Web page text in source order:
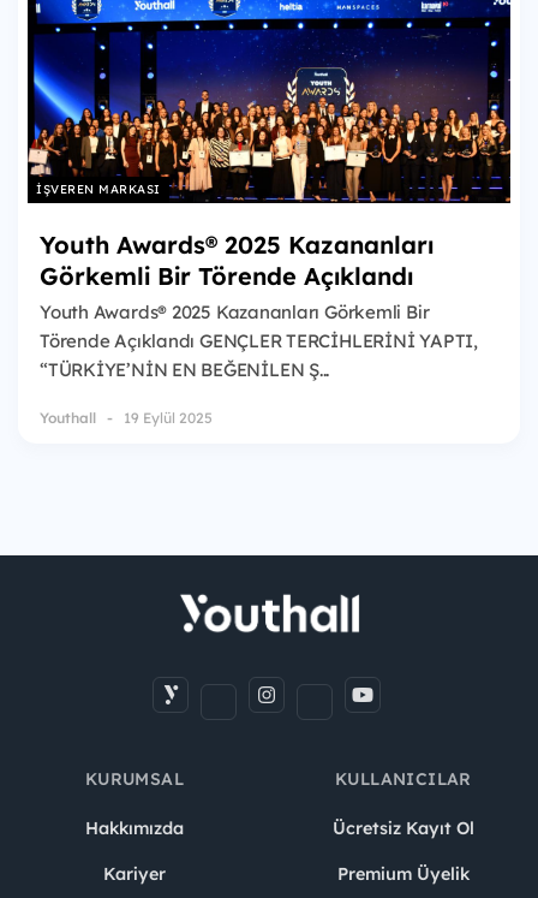
İŞVEREN MARKASI
Youth Awards® 2025 Kazananları
Görkemli Bir Törende Açıklandı
Youth Awards® 2025 Kazananları Görkemli Bir
Törende Açıklandı GENÇLER TERCİHLERİNİ YAPTI,
“TÜRKİYE’NİN EN BEĞENİLEN Ş...
Youthall 19 Eylül 2025
KURUMSAL
Hakkımızda
Kariyer
KULLANICILAR
Ücretsiz Kayıt Ol
Premium Üyelik